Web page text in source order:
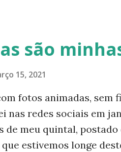
Acontece isso por
por falta de
Em rápida
cambuci, cambuí,
Algumas delas estão
contamos sobre uma...
são
15, 2021
fotos animadas, sem
nas redes sociais em
de meu quintal, postado
estivemos longe